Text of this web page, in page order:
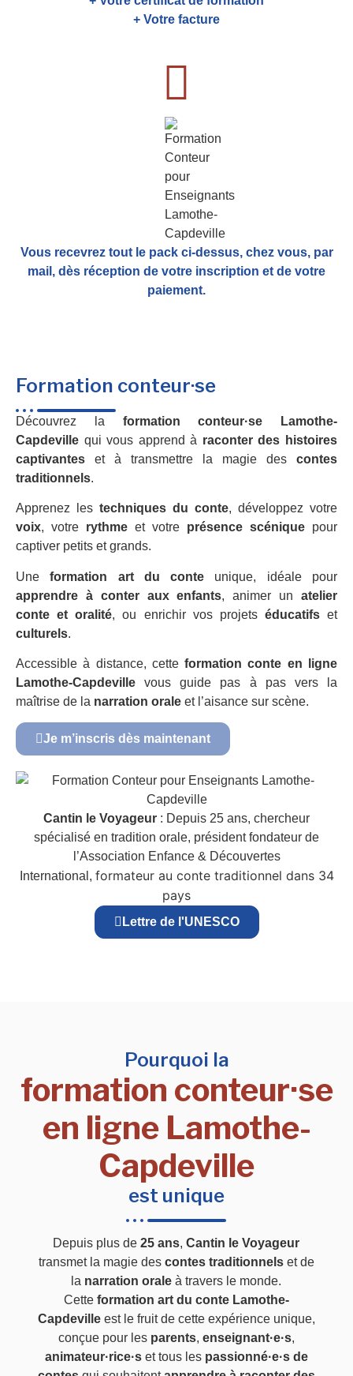
+ Votre facture
Vous recevrez tout le pack ci-dessus, chez vous, par
mail, dès réception de votre inscription et de votre
paiement.
Formation conteur·se
Découvrez la formation conteur·se Lamothe-
Capdeville qui vous apprend à raconter des histoires
captivantes et à transmettre la magie des contes
traditionnels.
Apprenez les techniques du conte, développez votre
voix, votre rythme et votre présence scénique pour
captiver petits et grands.
Uneformation art du conte unique, idéale pour
apprendre à conter aux enfants, animer unatelier
conte et oralité, ou enrichir vos projets éducatifset
culturels.
Accessible à distance, cetteformation conte en ligne
Lamothe-Capdeville vous guide pas à pas vers la
maîtrise de la narration orale et l’aisance sur scène.
Je m’inscris dès maintenant
Cantin le Voyageur : Depuis 25 ans, chercheur
spécialisé en tradition orale, président fondateur de
l’Association Enfance & Découvertes
International, formateur au conte traditionnel dans 34
pays
Lettre de l'UNESCO
Pourquoi la
formation conteur·se
en ligne Lamothe-
Capdeville
est unique
Depuis plus de25 ans,Cantin le Voyageur
transmet la magie des contes traditionnelset de
la narration orale à travers le monde.
Cette formation art du conte Lamothe-
Capdevilleest le fruit de cette expérience unique,
conçue pour les parents, enseignant·e·s,
animateur·rice·set tous les passionné·e·s de